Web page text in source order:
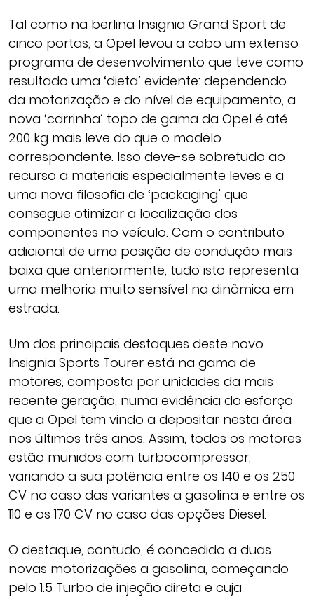
Tal como na berlina Insignia Grand Sport de
cinco portas, a Opel levou a cabo um extenso
programa de desenvolvimento que teve como
resultado uma ‘dieta’ evidente: dependendo
da motorização e do nível de equipamento, a
nova ‘carrinha’ topo de gama da Opel é até
200 kg mais leve do que o modelo
correspondente. Isso deve-se sobretudo ao
recurso a materiais especialmente leves e a
uma nova filosofia de ‘packaging’ que
consegue otimizar a localização dos
componentes no veículo. Com o contributo
adicional de uma posição de condução mais
baixa que anteriormente, tudo isto representa
uma melhoria muito sensível na dinâmica em
estrada.
Um dos principais destaques deste novo
Insignia Sports Tourer está na gama de
motores, composta por unidades da mais
recente geração, numa evidência do esforço
que a Opel tem vindo a depositar nesta área
nos últimos três anos. Assim, todos os motores
estão munidos com turbocompressor,
variando a sua potência entre os 140 e os 250
CV no caso das variantes a gasolina e entre os
110 e os 170 CV no caso das opções Diesel.
O destaque, contudo, é concedido a duas
novas motorizações a gasolina, começando
pelo 1.5 Turbo de injeção direta e cuja